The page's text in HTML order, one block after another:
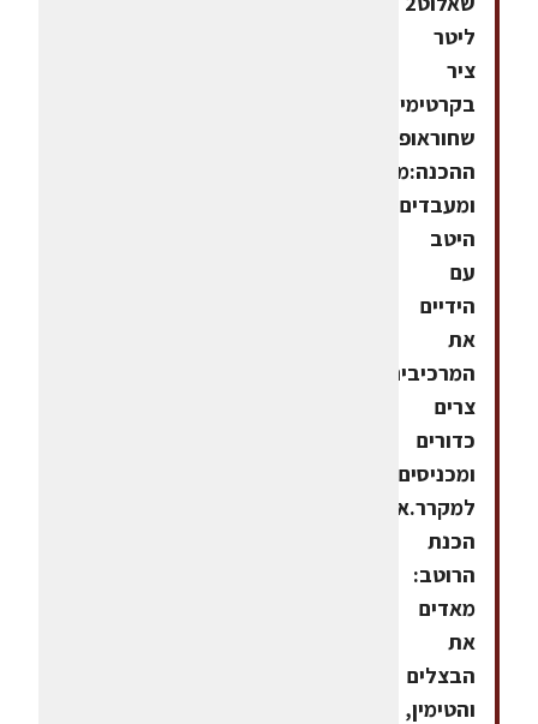
ליטר
ציר
בקרטימיןפלפל
שחוראופן
ההכנה:מערבבים
ומעבדים
היטב
עם
הידיים
את
המרכיבים,
צרים
כדורים
ומכניסים
למקרר.אופו
הכנת
הרוטב:
מאדים
את
הבצלים
והטימין,